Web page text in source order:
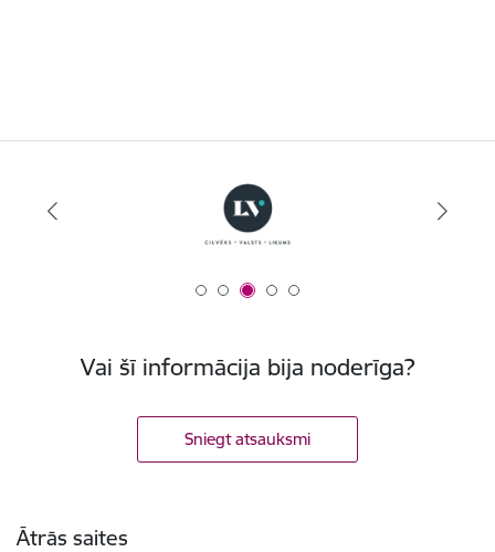
Vai šī informācija bija noderīga?
Sniegt atsauksmi
Ātrās saites